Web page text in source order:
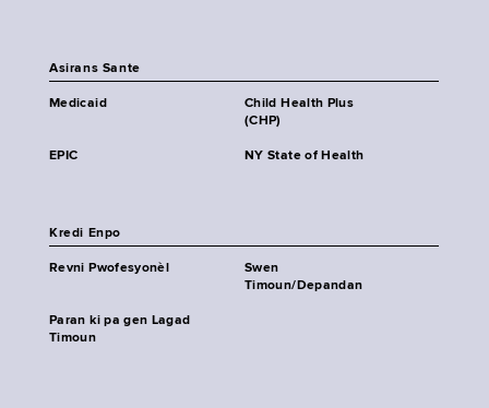
Asirans Sante
Medicaid
Child Health Plus
(CHP)
EPIC NY State of Health
Kredi Enpo
Revni Pwofesyonèl
Swen
Timoun/Depandan
Paran ki pa gen Lagad
Timoun